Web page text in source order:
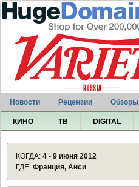
Новости Рецензии Обзоры
КИНО ТВ DIGITAL
КОГДА: 4 - 9 июня 2012
ГДЕ: Франция, Анси